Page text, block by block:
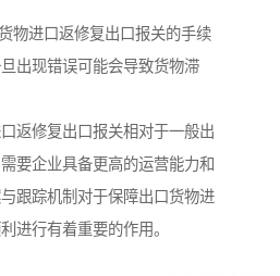
物进口返修复出口报关的手续
出现错误可能会导致货物滞
返修复出口报关相对于一般出
要企业具备更高的运营能力和
跟踪机制对于保障出口货物进
进行有着重要的作用。